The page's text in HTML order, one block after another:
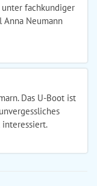
fachkundiger
Anna Neumann
Das U-Boot ist